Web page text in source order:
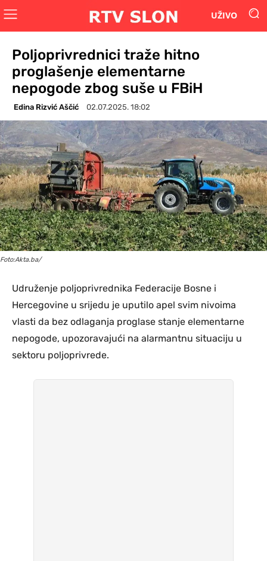
UŽIVO
Poljoprivrednici traže hitno
proglašenje elementarne
nepogode zbog suše u FBiH
Edina Rizvić Aščić 02.07.2025. 18:02
Foto:Akta.ba/
Udruženje poljoprivrednika Federacije Bosne i
Hercegovine u srijedu je uputilo apel svim nivoima
vlasti da bez odlaganja proglase stanje elementarne
nepogode, upozoravajući na alarmantnu situaciju u
sektoru poljoprivrede.